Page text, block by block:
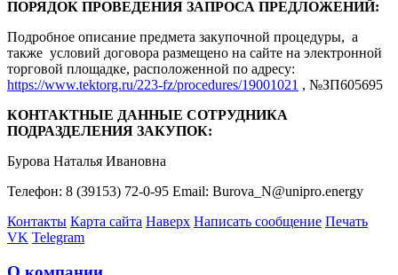
ПОРЯДОК ПРОВЕДЕНИЯ ЗАПРОСА ПРЕДЛОЖЕНИЙ:
Подробное описание предмета закупочной процедуры, а
также условий договора размещено на сайте на электронной
торговой площадке, расположенной по адресу:
https://www.tektorg.ru/223-fz/procedures/19001021 , №ЗП605695
КОНТАКТНЫЕ ДАННЫЕ СОТРУДНИКА
ПОДРАЗДЕЛЕНИЯ ЗАКУПОК:
Бурова Наталья Ивановна
Телефон: 8 (39153) 72-0-95 Email: Burova_N@unipro.energy
Контакты Карта сайта Наверх Написать сообщение Печать
VK Telegram